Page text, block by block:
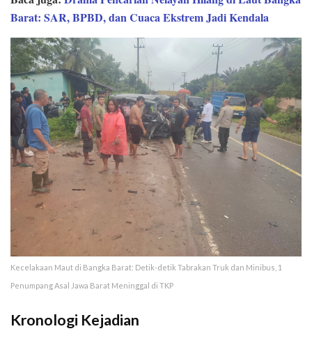
Barat: SAR, BPBD, dan Cuaca Ekstrem Jadi Kendala
Kecelakaan Maut di Bangka Barat: Detik-detik Tab­rakan Truk dan Minibus, 1
Penumpang Asal Jawa Barat Meninggal di TKP
Kronologi Kejadian